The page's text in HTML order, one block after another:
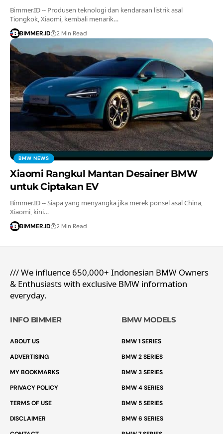
Bimmer.ID -- Produsen teknologi dan kendaraan listrik asal
Tiongkok, Xiaomi, kembali menarik…
BIMMER.ID 2 Min Read
BMW NEWS
Xiaomi Rangkul Mantan Desainer BMW
untuk Ciptakan EV
Bimmer.ID -- Siapa yang menyangka jika merek ponsel asal China,
Xiaomi, kini…
BIMMER.ID 2 Min Read
/// We influence 650,000+ Indonesian BMW Owners
& Enthusiasts with exclusive BMW information
everyday.
INFO BIMMER
ABOUT US
ADVERTISING
MY BOOKMARKS
PRIVACY POLICY
TERMS OF USE
DISCLAIMER
BMW MODELS
BMW 1 SERIES
BMW 2 SERIES
BMW 3 SERIES
BMW 4 SERIES
BMW 5 SERIES
BMW 6 SERIES